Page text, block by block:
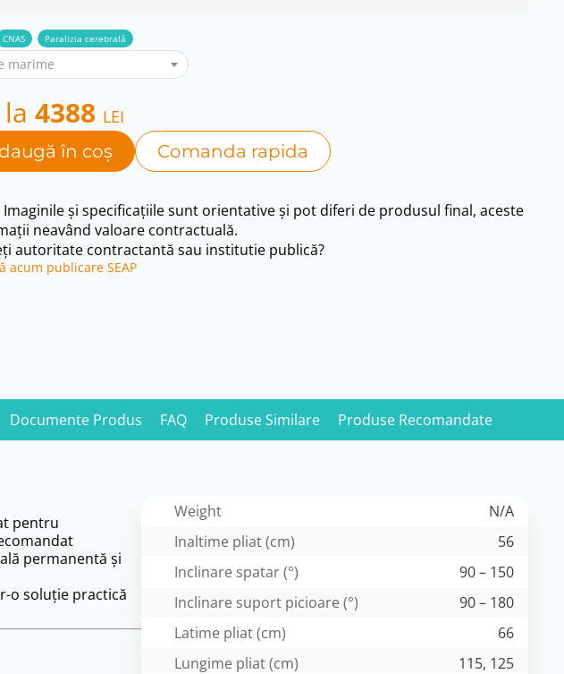
CNAS Paralizia cerebrală
marime
4388 LEI
în coș
Comanda rapida
Imaginile și specificațiile sunt orientative și pot diferi de produsul final, aceste
neavând valoare contractuală.
autoritate contractantă sau institutie publică?
acum publicare SEAP
Documente Produs FAQ Produse Similare Produse Recomandate
Weight
N/A
Inaltime pliat (cm)
56
Inclinare spatar (°)
90 – 150
Inclinare suport picioare (°)
90 – 180
Latime pliat (cm)
66
Lungime pliat (cm)
115, 125
pentru
permanentă și
o soluție practică